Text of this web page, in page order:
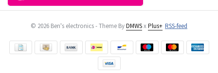
© 2026 Ben's electronics - Theme ByDMWSxPlus+ RSS-feed